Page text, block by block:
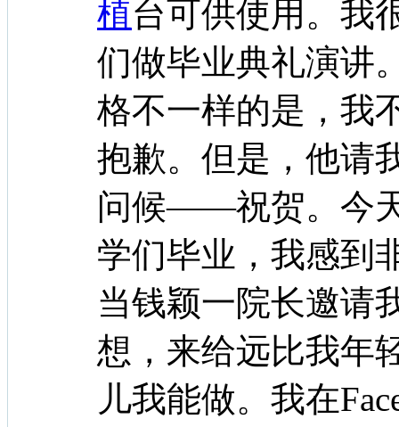
植台可供使用。我
们做毕业典礼演讲
格不一样的是，我
抱歉。但是，他请
问候——祝贺。今
学们毕业，我感到
当钱颖一院长邀请
想，来给远比我年
儿我能做。我在